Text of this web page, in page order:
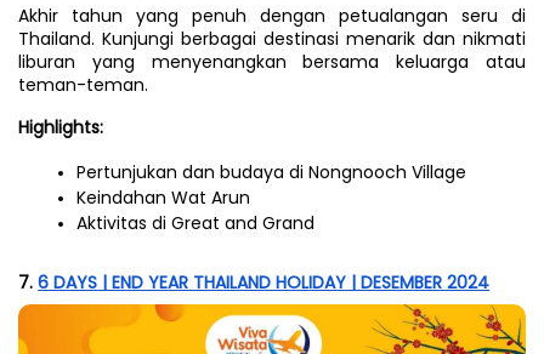
Akhir tahun yang penuh dengan petualangan seru di
Thailand. Kunjungi berbagai destinasi menarik dan nikmati
liburan yang menyenangkan bersama keluarga atau
teman-teman.
Highlights:
Pertunjukan dan budaya di Nongnooch Village
Keindahan Wat Arun
Aktivitas di Great and Grand
7. 6 DAYS | END YEAR THAILAND HOLIDAY | DESEMBER 2024